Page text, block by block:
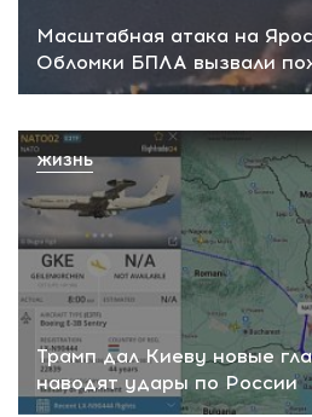
Масштабная атака на
Обломки БПЛА вызвали
Трамп дал Киеву новые
наводят удары по России
ЖИЗНЬ